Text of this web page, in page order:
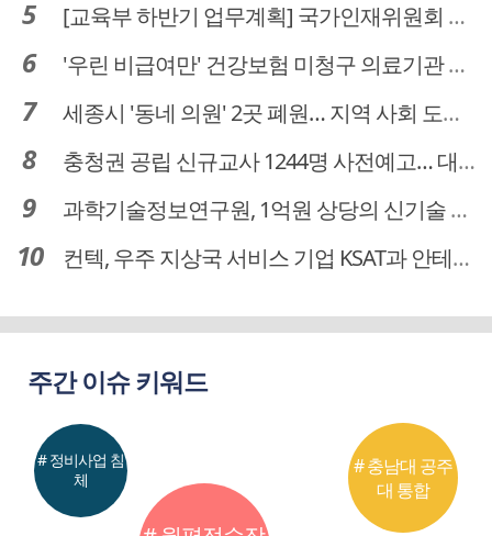
[교육부 하반기 업무계획] 국가인재위원회 신설… 거점국립대 3곳 성장엔진·AI 분야 패키지 지원
'우린 비급여만' 건강보험 미청구 의료기관 대전 65곳 충남 31곳
세종시 '동네 의원' 2곳 폐원… 지역 사회 도마 위
충청권 공립 신규교사 1244명 사전예고… 대전 초등 34명서 4명으로
과학기술정보연구원, 1억원 상당의 신기술 기업 이전 완료
컨텍, 우주 지상국 서비스 기업 KSAT과 안테나 6기 계약 체결
주간 이슈 키워드
# 충남대 공주
대 통합
# 정비사업 침
체